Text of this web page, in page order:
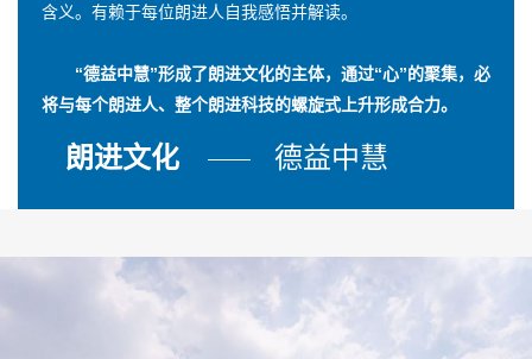
含义。有赖于每位朗进人自我感悟并解读。
“德益中慧”形成了朗进文化的主体，通过“心”的聚集，必
将与每个朗进人、整个朗进科技的螺旋式上升形成合力。
朗进文化 德益中慧